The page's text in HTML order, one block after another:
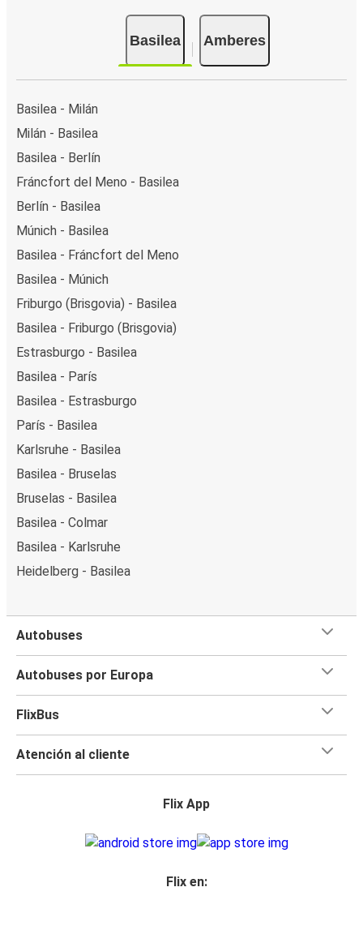
Basilea Amberes
Basilea - Milán
Milán - Basilea
Basilea - Berlín
Fráncfort del Meno - Basilea
Berlín - Basilea
Múnich - Basilea
Basilea - Fráncfort del Meno
Basilea - Múnich
Friburgo (Brisgovia) - Basilea
Basilea - Friburgo (Brisgovia)
Estrasburgo - Basilea
Basilea - París
Basilea - Estrasburgo
París - Basilea
Karlsruhe - Basilea
Basilea - Bruselas
Bruselas - Basilea
Basilea - Colmar
Basilea - Karlsruhe
Heidelberg - Basilea
Autobuses
Autobuses por Europa
FlixBus
Atención al cliente
Flix App
Flix en: